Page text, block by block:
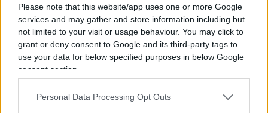
Please note that this website/app uses one or more Google
services and may gather and store information including but
not limited to your visit or usage behaviour. You may click to
grant or deny consent to Google and its third-party tags to
use your data for below specified purposes in below Google
consent section.
Personal Data Processing Opt Outs
Tra una dichiarazione e l’altra dei duellanti, spunta
anche quella di Charles Moore, storico giornalista
e scrittore, nonché autore della biografia
autorizzata di Margaret Thatcher. Lo scorso mese
è uscito l’ultimo volume del trittico che ripercorre
Un passaggio che ha riacceso le ferite mai guarite